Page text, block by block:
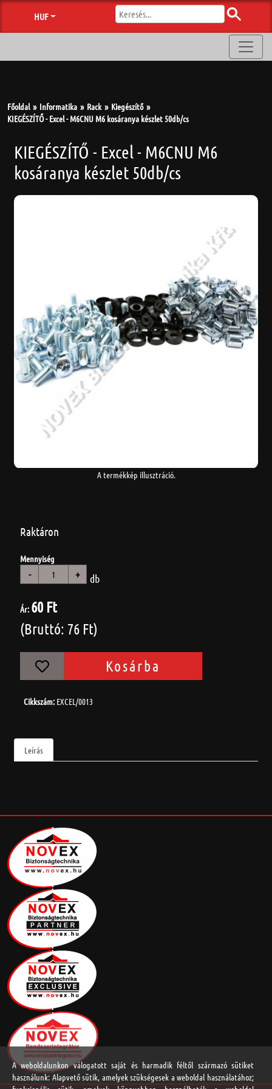
HUF
Főoldal Informatika Rack
Kiegészítő
KIEGÉSZÍTŐ - Excel - M6CNU M6 kosáranya készlet 50db/cs
KIEGÉSZÍTŐ - Excel - M6CNU M6
kosáranya készlet 50db/cs
A termékkép illusztráció.
Raktáron
Mennyiség
- + db
Ár: 60 Ft
(Bruttó: 76 Ft)
Kosárba
Cikkszám: EXCEL/0013
Leírás
A weboldalunkon válogatott saját és harmadik féltől származó sütiket
használunk: Alapvető sütik, amelyek szükségesek a weboldal használatához;